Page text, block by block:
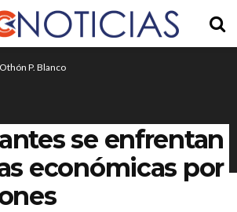
Othón P. Blanco
se enfrentan
económicas por